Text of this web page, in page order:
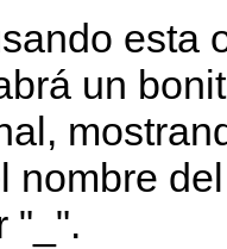
esta
un
nombre
"_".